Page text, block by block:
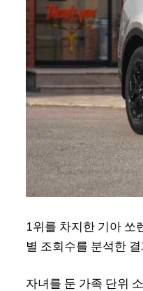
1위를 차지한 기아 쏘
별 조회수를 분석한
자녀를 둔 가족 단위